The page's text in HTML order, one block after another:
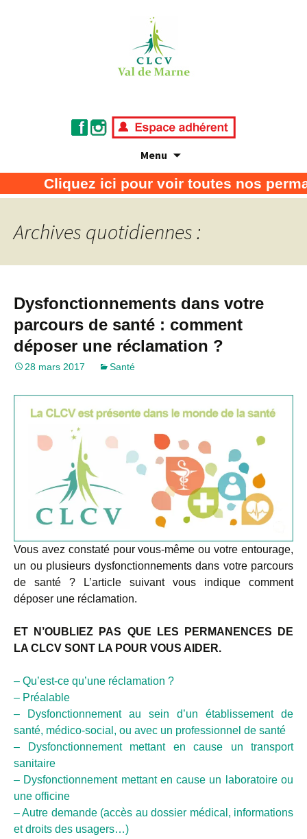
Menu
CLCV Val de Marne
Association de défense des consommateurs
et usagers
Cliquez ici pour voir toutes nos
Archives quotidiennes :
Dysfonctionnements dans votre
parcours de santé : comment
déposer une réclamation ?
28 mars 2017 Santé
Vous avez constaté pour vous-même ou votre entourage,
un ou plusieurs dysfonctionnements dans votre parcours
de santé ? L’article suivant vous indique comment
déposer une réclamation.
ET N’OUBLIEZ PAS QUE LES PERMANENCES DE
LA CLCV SONT LA POUR VOUS AIDER.
– Qu’est-ce qu’une réclamation ?
– Préalable
– Dysfonctionnement au sein d’un établissement de
santé, médico-social, ou avec un professionnel de santé
– Dysfonctionnement mettant en cause un transport
sanitaire
– Dysfonctionnement mettant en cause un laboratoire ou
une officine
– Autre demande (accès au dossier médical, informations
et droits des usagers…)